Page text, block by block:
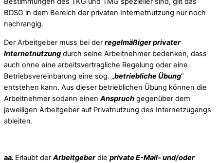
BDSG in dem Bereich der privaten Internetnutzung nur noch
nachrangig.
Der Arbeitgeber muss bei der regelmäßiger privater
Internetnutzung durch seine Arbeitnehmer bedenken, dass
auch ohne eine arbeitsvertragliche Regelung oder eine
Betriebsvereinbarung eine sog. „betriebliche Übung“
entstehen kann. Aus dieser betrieblichen Übung können die
Arbeitnehmer sodann einenAnspruch gegenüber dem
jeweiligen Arbeitgeber auf Privatnutzung des Internetzugangs
ableiten.
aa. Erlaubt derArbeitgeberdie private E-Mail- und/oder